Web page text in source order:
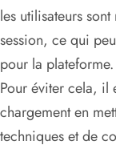
les utilisateurs
session, ce qui
pour la plateforme.
Pour éviter cela, il
chargement en
techniques et de